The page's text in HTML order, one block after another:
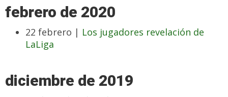
febrero de 2020
22 febrero | Los jugadores revelación de
LaLiga
diciembre de 2019